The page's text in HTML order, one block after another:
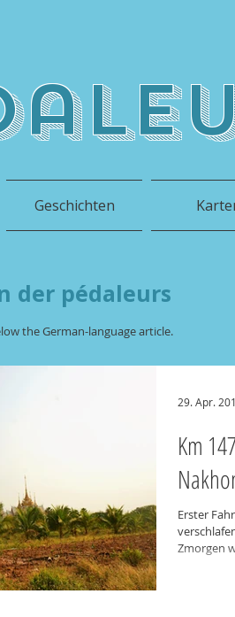
Geschichten
der pédaleurs
the German-language article.
Km
Erster
Zmorgen
29. Apr.